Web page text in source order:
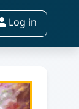
Log in